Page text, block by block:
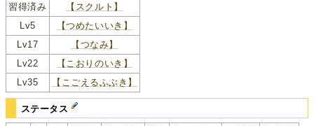
習得済み
【スクルト】
Lv5
【つめたいいき】
Lv17
【つなみ】
Lv22
【こおりのいき】
Lv35
【こごえるふぶき】
ステータス